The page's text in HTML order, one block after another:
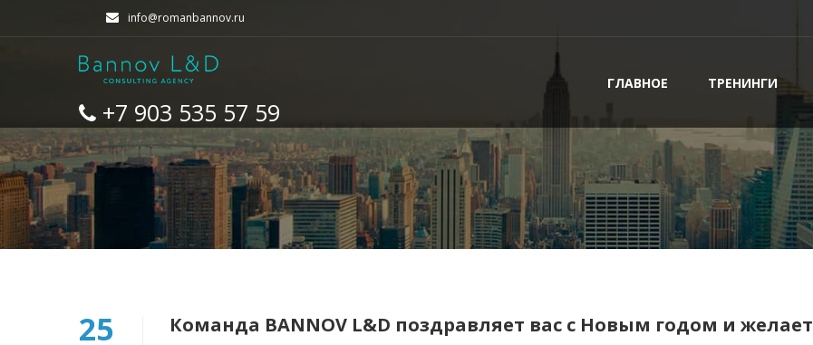
info@romanbannov.ru
+7 903 535 57 59
ГЛАВНОЕ ТРЕНИНГИ
25
Команда BANNOV L&D поздравляет вас с Новым годом и желает